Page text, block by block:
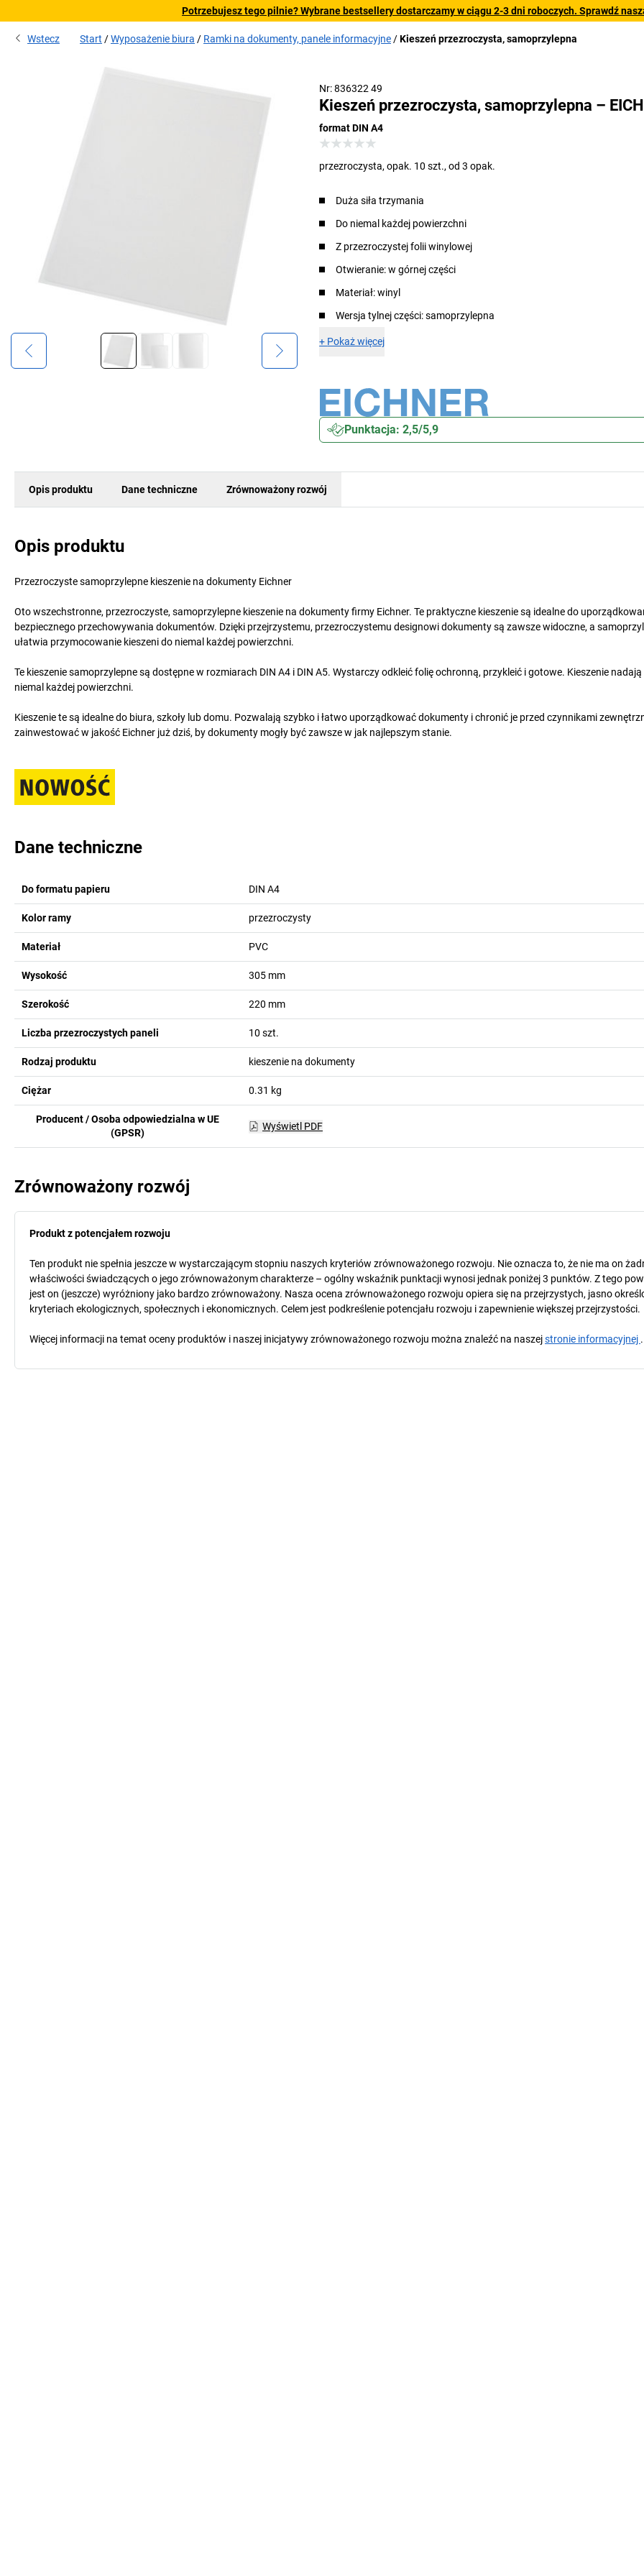
Potrzebujesz tego pilnie? Wybrane bestsellery dostarczamy w ciągu 2-3 dni roboczych. Sprawdź
Wstecz Start Wyposażenie biura Ramki na dokumenty, panele informacyjne Kieszeń przezroczysta, samoprzylepna
Nr: 836322 49
Kieszeń przezroczysta, samoprzylepna –
format DIN A4
przezroczysta, opak. 10 szt., od 3 opak.
Duża siła trzymania
Do niemal każdej powierzchni
Z przezroczystej folii winylowej
Otwieranie: w górnej części
Materiał: winyl
Wersja tylnej części: samoprzylepna
+ Pokaż więcej
Punktacja: 2,5/5,9
Opis produktu Dane techniczne Zrównoważony rozwój
Opis produktu
Przezroczyste samoprzylepne kieszenie na dokumenty Eichner
Oto wszechstronne, przezroczyste, samoprzylepne kieszenie na dokumenty firmy Eichner. Te praktyczne kieszenie są idealne do
bezpiecznego przechowywania dokumentów. Dzięki przejrzystemu, przezroczystemu designowi dokumenty są zawsze widoczne, a
ułatwia przymocowanie kieszeni do niemal każdej powierzchni.
Te kieszenie samoprzylepne są dostępne w rozmiarach DIN A4 i DIN A5. Wystarczy odkleić folię ochronną, przykleić i gotowe. Kieszenie nadają
niemal każdej powierzchni.
Kieszenie te są idealne do biura, szkoły lub domu. Pozwalają szybko i łatwo uporządkować dokumenty i chronić je przed czynnikami
zainwestować w jakość Eichner już dziś, by dokumenty mogły być zawsze w jak najlepszym stanie.
Dane techniczne
Do formatu papieru DIN A4
Kolor ramy przezroczysty
Materiał PVC
Wysokość 305 mm
Szerokość 220 mm
Liczba przezroczystych paneli 10 szt.
Rodzaj produktu kieszenie na dokumenty
Ciężar 0.31 kg
Producent / Osoba odpowiedzialna w UE
(GPSR)
Wyświetl PDF
Zrównoważony rozwój
Produkt z potencjałem rozwoju
Ten produkt nie spełnia jeszcze w wystarczającym stopniu naszych kryteriów zrównoważonego rozwoju. Nie oznacza to, że nie ma on
właściwości świadczących o jego zrównoważonym charakterze – ogólny wskaźnik punktacji wynosi jednak poniżej 3 punktów. Z tego
jest on (jeszcze) wyróżniony jako bardzo zrównoważony. Nasza ocena zrównoważonego rozwoju opiera się na przejrzystych, jasno
kryteriach ekologicznych, społecznych i ekonomicznych. Celem jest podkreślenie potencjału rozwoju i zapewnienie większej przejrzystości.
Więcej informacji na temat oceny produktów i naszej inicjatywy zrównoważonego rozwoju można znaleźć na naszejstronie informacyjnej .